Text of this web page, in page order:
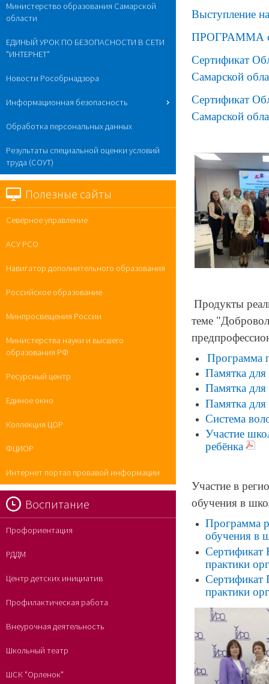
Выступление
ПРОГРАММА
Сертификат
Самарской
Сертификат
Самарской
Продукты
теме
Программа
Памятка
Памятка
Памятка для
Система
Участие
ребёнка
Участие в
обучения в
Программа
обучения в
Сертификат
практики
Сертификат
практики
Министерство образования Самарской
области
ЕДИНЫЙ УРОК ПО БЕЗОПАСНОСТИ В СЕТИ
"ИНТЕРНЕТ"
Новости Рособрнадзора
Информационная безопасность
Обработка персональных данных
Результаты специальной оценки условий
труда (СОУТ)
Полезные сайты
Северное управление
АСУ РСО
Навигатор дополнительного образования
Российское образование
Минпросвещения России
Министерства науки и высшего
образования РФ
Ресурсный центр
Единое окно
Коллекция ЦОР
ФЦИОР
Интернет портал провавой информации
Воспитание
Профориентация
РДДМ
Центр детских инициатив
Профилактическая работа
Внеурочная деятельность
Школьный театр
ШСК "Орленок"